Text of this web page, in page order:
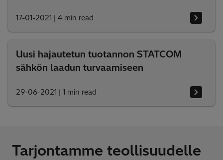
17-01-2021 | 4 min read
Uusi hajautetun tuotannon STATCOM
sähkön laadun turvaamiseen
29-06-2021 | 1 min read
Tarjontamme teollisuudelle